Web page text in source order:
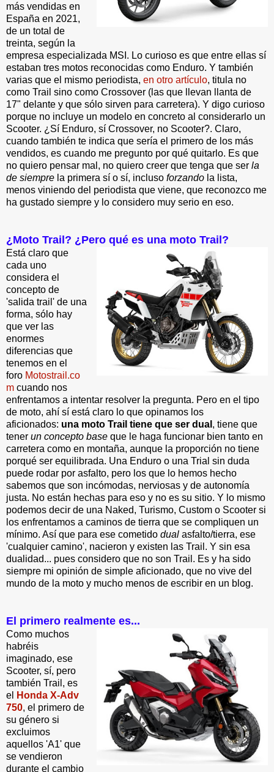
más vendidas en
España en 2021,
de un total de
treinta, según la
empresa especializada MSI. Lo curioso es que entre ellas sí
estaban tres motos reconocidas como Enduro. Y también
varias que el mismo periodista, en otro artículo, titula no
como Trail sino como Crossover (las que llevan llanta de
17" delante y que sólo sirven para carretera). Y digo curioso
porque no incluye un modelo en concreto al considerarlo un
Scooter. ¿Sí Enduro, sí Crossover, no Scooter?. Claro,
cuando también te indica que sería el primero de los más
vendidos, es cuando me pregunto por qué quitarlo. Es que
no quiero pensar mal, no quiero creer que tenga que ser la
de siempre la primera sí o sí, incluso forzando la lista,
menos viniendo del periodista que viene, que reconozco me
ha gustado siempre y lo considero muy serio en eso.
¿Moto Trail? ¿Pero qué es una moto Trail?
Está claro que
cada uno
considera el
concepto de
'salida trail' de una
forma, sólo hay
que ver las
enormes
diferencias que
tenemos en el
foro Motostrail.co
m cuando nos
enfrentamos a intentar resolver la pregunta. Pero en el tipo
de moto, ahí sí está claro lo que opinamos los
aficionados: una moto Trail tiene que ser dual , tiene que
tener un concepto base que le haga funcionar bien tanto en
carretera como en montaña, aunque la proporción no tiene
porqué ser equilibrada. Una Enduro o una Trial sin duda
puede rodar por asfalto, pero los que lo hemos hecho
sabemos que son incómodas, nerviosas y de autonomía
justa. No están hechas para eso y no es su sitio. Y lo mismo
podemos decir de una Naked, Turismo, Custom o Scooter si
los enfrentamos a caminos de tierra que se compliquen un
mínimo. Así que para ese cometido dual asfalto/tierra, ese
'cualquier camino', nacieron y existen las Trail. Y sin esa
dualidad... pues considero que no son Trail. Es y ha sido
siempre mi opinión de simple aficionado, que no vive del
mundo de la moto y mucho menos de escribir en un blog.
El primero realmente es...
Como muchos
habréis
imaginado, ese
Scooter, sí, pero
también Trail, es
el
Honda X-Adv
750, el primero de
su género si
excluimos
aquellos 'A1' que
se vendieron
durante el cambio